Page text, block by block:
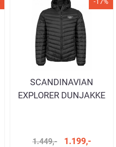
SCANDINAVIAN
EXPLORER DUNJAKKE
1.449,- 1.199,-